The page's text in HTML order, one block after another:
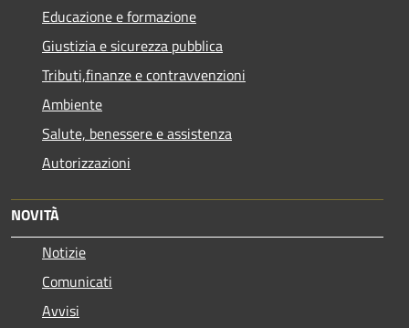
Educazione e formazione
Giustizia e sicurezza pubblica
Tributi,finanze e contravvenzioni
Ambiente
Salute, benessere e assistenza
Autorizzazioni
NOVITÀ
Notizie
Comunicati
Avvisi